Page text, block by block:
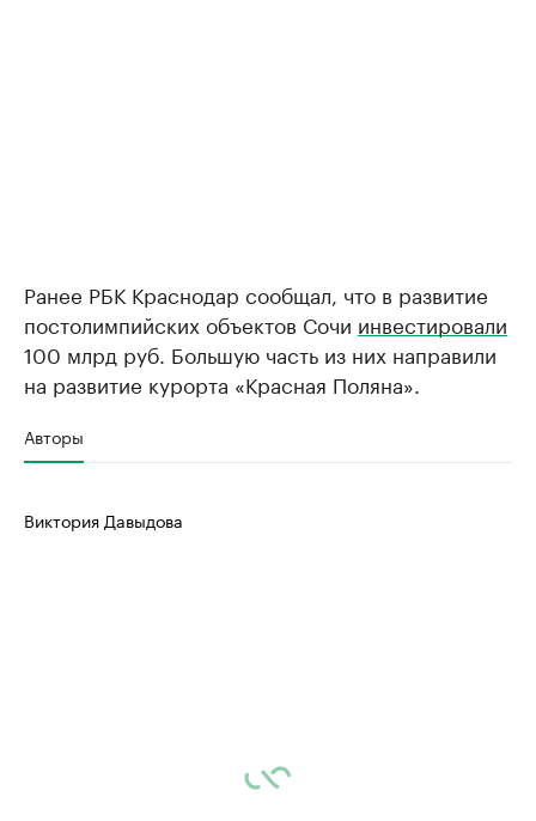
Ранее РБК Краснодар сообщал, что в развитие
постолимпийских объектов Сочи инвестировали
100 млрд руб. Большую часть из них направили
на развитие курорта «Красная Поляна».
Авторы
Виктория Давыдова